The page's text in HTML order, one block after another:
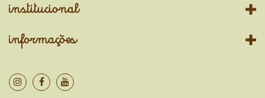
institucional
informações